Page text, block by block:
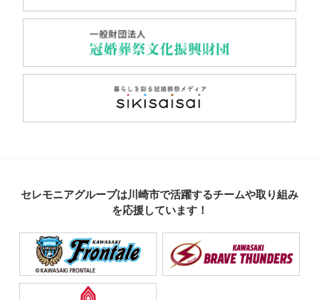
セレモニアグループは川崎市で活躍するチームや取り組み
を応援しています！